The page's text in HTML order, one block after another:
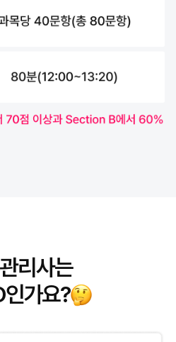
리사는
가요?